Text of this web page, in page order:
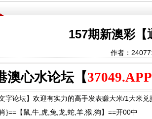
157期新澳彩
作者：
澳心水论坛【37049.APP
字论坛】欢迎有实力的高手发表赚大米/1大米
}==【鼠,牛,虎,兔,龙,蛇,羊,猴,狗】==开00中